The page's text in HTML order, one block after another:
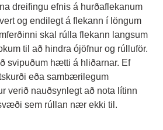
dreifingu efnis á hurðaflekanum
og endilegt á flekann í löngum
skal rúlla flekann langsum
til að hindra ójöfnur og rúlluför.
svipuðum hætti á hliðarnar. Ef
eða sambærilegum
verið nauðsynlegt að nota lítinn
sem rúllan nær ekki til.